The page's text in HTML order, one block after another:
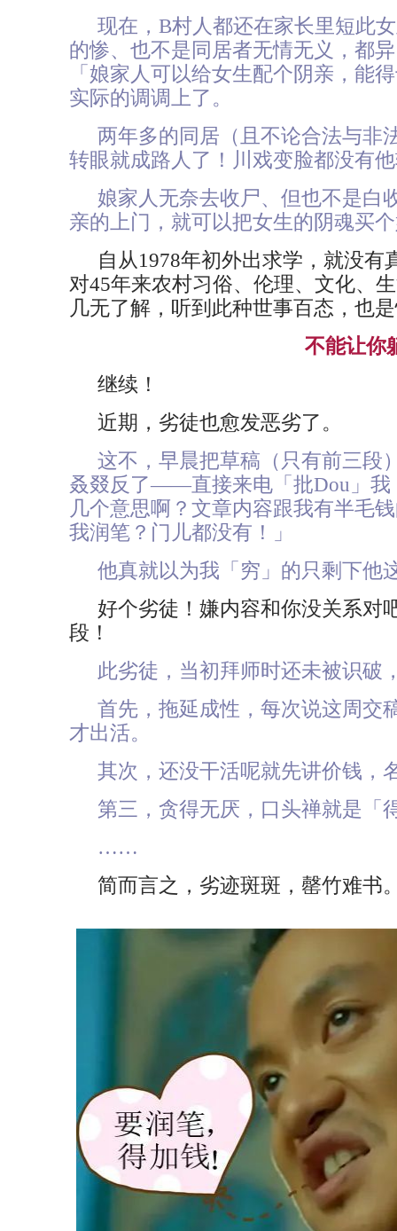
现在，B村人都还在家长里短此
的惨、也不是同居者无情无义，都
「娘家人可以给女生配个阴亲，能
实际的调调上了。
两年多的同居（且不论合法与非
转眼就成路人了！川戏变脸都没有
娘家人无奈去收尸、但也不是白
亲的上门，就可以把女生的阴魂买
自从1978年初外出求学，就没有
对45年来农村习俗、伦理、文化、
几无了解，听到此种世事百态，也
不能让你
继续！
近期，劣徒也愈发恶劣了。
这不，早晨把草稿（只有前三段
叒叕反了——直接来电「批Dou」我
几个意思啊？文章内容跟我有半毛
我润笔？门儿都没有！」
他真就以为我「穷」的只剩下他
好个劣徒！嫌内容和你没关系对
段！
此劣徒，当初拜师时还未被识破
首先，拖延成性，每次说这周交
才出活。
其次，还没干活呢就先讲价钱，
第三，贪得无厌，口头禅就是「
……
简而言之，劣迹斑斑，罄竹难书